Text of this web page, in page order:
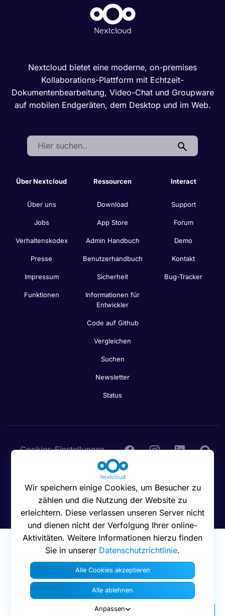
Nextcloud bietet eine moderne, on-premises
Kollaborations-Plattform mit Echtzeit-
Dokumentenbearbeitung, Video-Chat und Groupware
auf mobilen Endgeräten, dem Desktop und im Web.
Search:
Über Nextcloud
Über uns
Jobs
Verhaltenskodex
Presse
Impressum
Funktionen
Ressourcen
Download
App Store
Admin Handbuch
Benutzerhandbuch
Sicherheit
Informationen für
Entwickler
Code auf Github
Vergleichen
Suchen
Newsletter
Status
Interact
Support
Forum
Demo
Kontakt
Bug-Tracker
Cookies-Einstellungen
© 2016 - 2026 Nextcloud GmbH
Wir speichern einige Cookies, um Besucher zu
zählen und die Nutzung der Website zu
erleichtern. Diese verlassen unseren Server nicht
und dienen nicht der Verfolgung Ihrer online-
Aktivitäten. Weitere Informationen hierzu finden
Sie in unserer Datenschutzrichtlinie.
Alle Cookies akzeptieren
Alle ablehnen
Anpassen